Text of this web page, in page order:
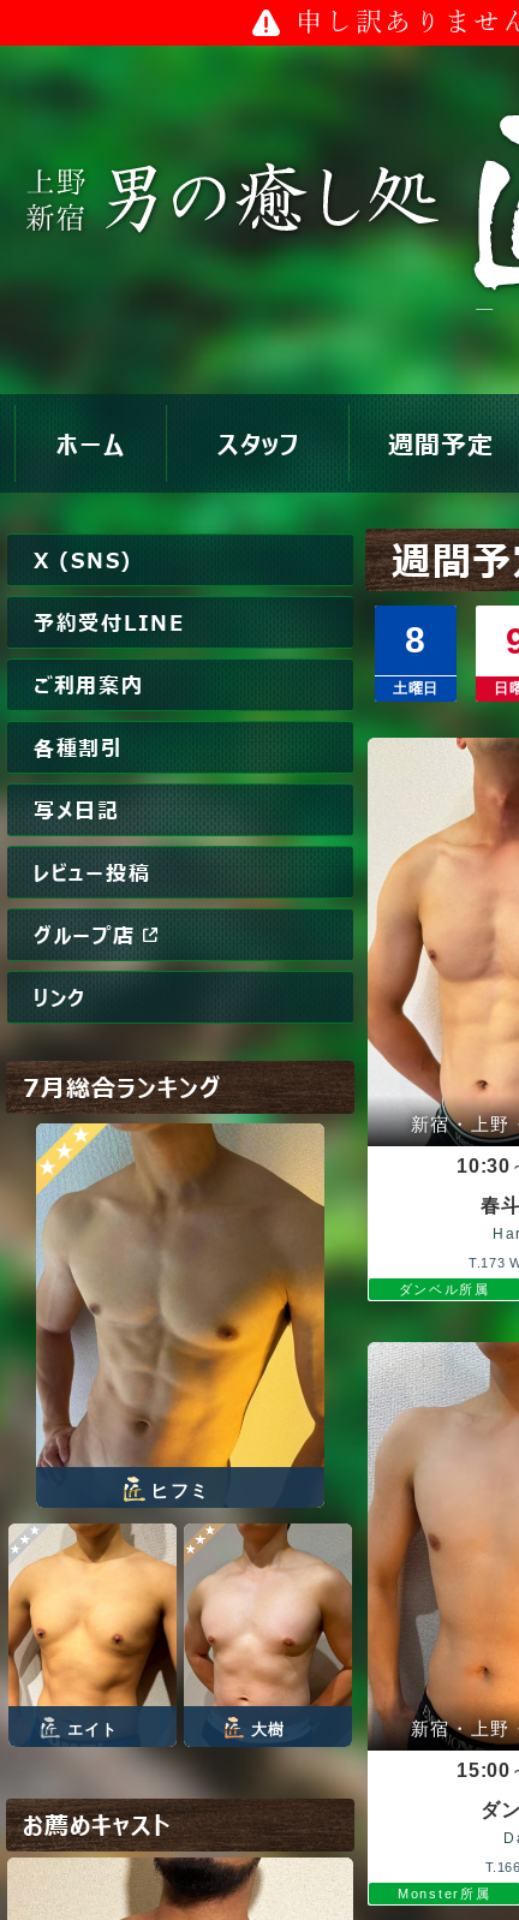
申し訳ありませ
ホーム スタッフ 週間予定
週間
8
土曜日 日
新宿・上野
10:30
春斗
T.173
ダンベル所属
新宿・上野
15:00
ダン
Monster所属
X (SNS)
予約受付LINE
ご利用案内
各種割引
写メ日記
レビュー投稿
グループ店
リンク
7月総合ランキング
ヒフミ
エイト 大樹
お薦めキャスト